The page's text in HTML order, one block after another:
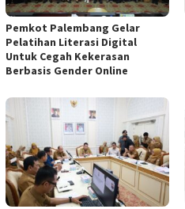
Pemkot Palembang Gelar
Pelatihan Literasi Digital
Untuk Cegah Kekerasan
Berbasis Gender Online